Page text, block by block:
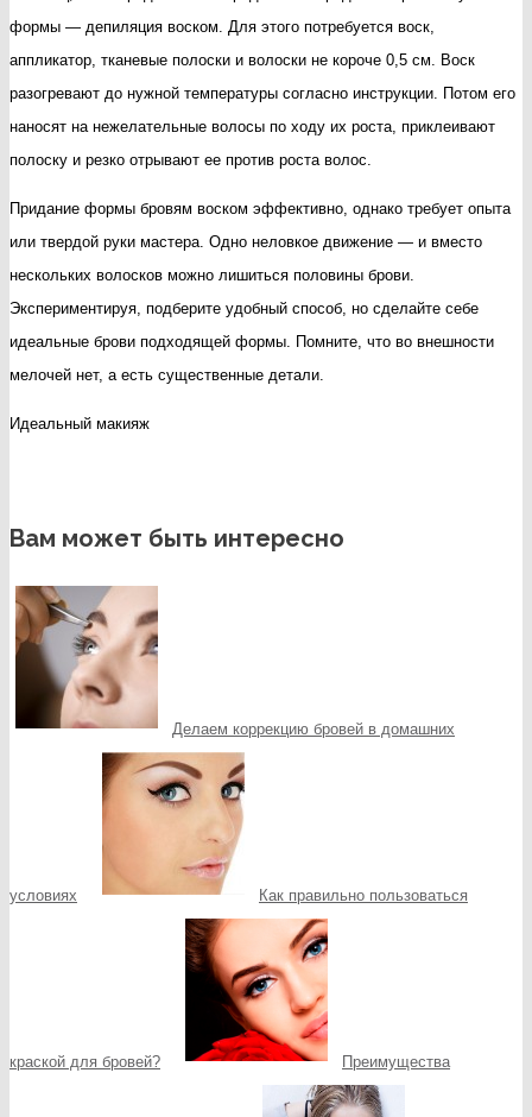
формы — депиляция воском. Для этого потребуется воск,
аппликатор, тканевые полоски и волоски не короче 0,5 см. Воск
разогревают до нужной температуры согласно инструкции. Потом его
наносят на нежелательные волосы по ходу их роста, приклеивают
полоску и резко отрывают ее против роста волос.
Придание формы бровям воском эффективно, однако требует опыта
или твердой руки мастера. Одно неловкое движение — и вместо
нескольких волосков можно лишиться половины брови.
Экспериментируя, подберите удобный способ, но сделайте себе
идеальные брови подходящей формы. Помните, что во внешности
мелочей нет, а есть существенные детали.
Идеальный макияж
Вам может быть интересно
Делаем коррекцию бровей в домашних
условиях Как правильно пользоваться
краской для бровей? Преимущества